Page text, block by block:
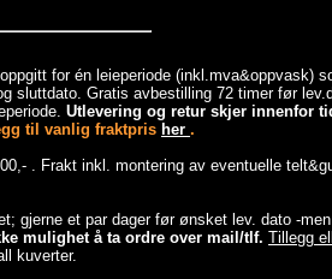
for én leieperiode (inkl.mva&oppvask)
sluttdato. Gratis avbestilling 72 timer før
Utlevering og retur skjer innenfor
til vanlig fraktpris her .
. Frakt inkl. montering av eventuelle
gjerne et par dager før ønsket lev. dato -
mulighet å ta ordre over mail/tlf. Tillegg
kuverter.